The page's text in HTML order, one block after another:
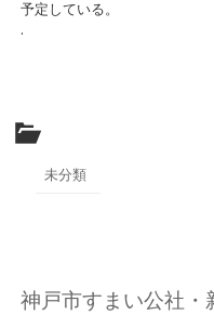
予定している。
.
未分類
神戸市すまい公社・